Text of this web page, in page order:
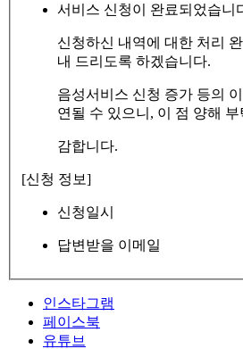
서비스 신청이 완료되었습니
신청하신 내역에 대한 처리
내 드리도록 하겠습니다.
음성서비스 신청 증가 등의
연될 수 있으니, 이 점 양해
감합니다.
[신청 정보]
신청일시
답변받을 이메일
인스타그램
페이스북
유튜브